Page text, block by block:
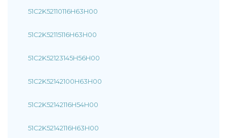
51C2K52110116H63H00
51C2K52115116H63H00
51C2K52123145H56H00
51C2K52142100H63H00
51C2K52142116H54H00
51C2K52142116H63H00